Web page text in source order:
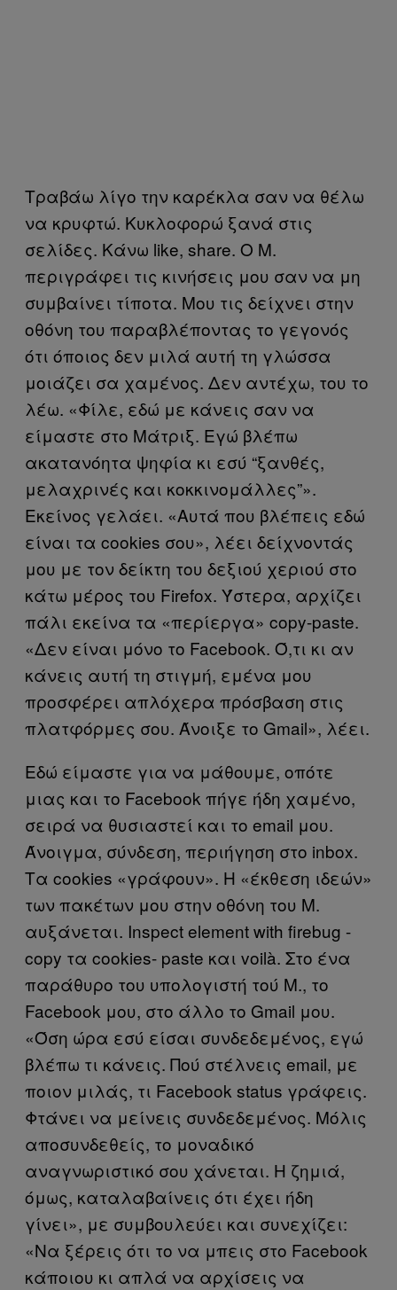
Τραβάω λίγο την καρέκλα σαν να θέλω
να κρυφτώ. Κυκλοφορώ ξανά στις
σελίδες. Κάνω like, share. Ο Μ.
περιγράφει τις κινήσεις μου σαν να μη
συμβαίνει τίποτα. Μου τις δείχνει στην
οθόνη του παραβλέποντας το γεγονός
ότι όποιος δεν μιλά αυτή τη γλώσσα
μοιάζει σα χαμένος. Δεν αντέχω, του το
λέω. «Φίλε, εδώ με κάνεις σαν να
είμαστε στο Μάτριξ. Εγώ βλέπω
ακατανόητα ψηφία κι εσύ “ξανθές,
μελαχρινές και κοκκινομάλλες”».
Εκείνος γελάει. «Αυτά που βλέπεις εδώ
είναι τα cookies σου», λέει δείχνοντάς
μου με τον δείκτη του δεξιού χεριού στο
κάτω μέρος του Firefox. Ύστερα, αρχίζει
πάλι εκείνα τα «περίεργα» copy-paste.
«Δεν είναι μόνο το Facebook. Ό,τι κι αν
κάνεις αυτή τη στιγμή, εμένα μου
προσφέρει απλόχερα πρόσβαση στις
πλατφόρμες σου. Άνοιξε το Gmail», λέει.
Εδώ είμαστε για να μάθουμε, οπότε
μιας και το Facebook πήγε ήδη χαμένο,
σειρά να θυσιαστεί και το email μου.
Άνοιγμα, σύνδεση, περιήγηση στο inbox.
Τα cookies «γράφουν». Η «έκθεση ιδεών»
των πακέτων μου στην οθόνη του Μ.
αυξάνεται. Inspect element with firebug -
copy τα cookies- paste και voilà. Στο ένα
παράθυρο του υπολογιστή τού Μ., το
Facebook μου, στο άλλο το Gmail μου.
«Όση ώρα εσύ είσαι συνδεδεμένος, εγώ
βλέπω τι κάνεις. Πού στέλνεις email, με
ποιον μιλάς, τι Facebook status γράφεις.
Φτάνει να μείνεις συνδεδεμένος. Μόλις
αποσυνδεθείς, το μοναδικό
αναγνωριστικό σου χάνεται. Η ζημιά,
όμως, καταλαβαίνεις ότι έχει ήδη
γίνει», με συμβουλεύει και συνεχίζει:
«Να ξέρεις ότι το να μπεις στο Facebook
κάποιου κι απλά να αρχίσεις να